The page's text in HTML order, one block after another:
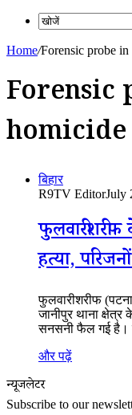
Home/Forensic probe
Forensic
homicide
बिहार
R9TV EditorJuly
हत्या,
फुलवारीशरीफ
जानीपुर थाना क्षेत्र
सनसनी फैल गई है।
और पढ़ें
न्यूजलेटर
Subscribe to our